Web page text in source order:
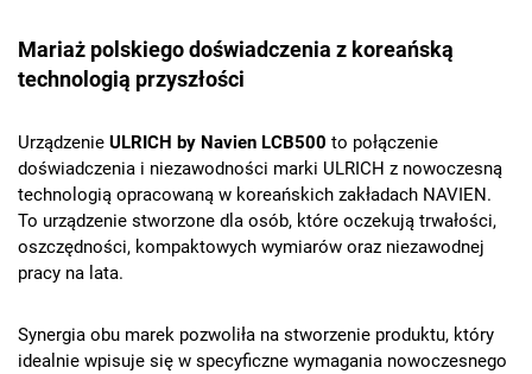
Mariaż polskiego doświadczenia z koreańską
technologią przyszłości
Urządzenie ULRICH by Navien LCB500 to połączenie
doświadczenia i niezawodności marki ULRICH z nowoczesną
technologią opracowaną w koreańskich zakładach NAVIEN.
To urządzenie stworzone dla osób, które oczekują trwałości,
oszczędności, kompaktowych wymiarów oraz niezawodnej
pracy na lata.
Synergia obu marek pozwoliła na stworzenie produktu, który
idealnie wpisuje się w specyficzne wymagania nowoczesnego